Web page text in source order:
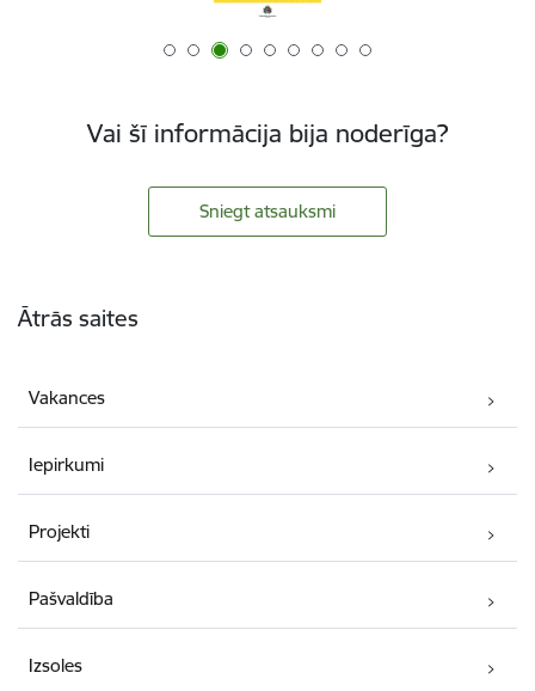
Vai šī informācija bija noderīga?
Sniegt atsauksmi
Ātrās saites
Vakances
Iepirkumi
Projekti
Pašvaldība
Izsoles